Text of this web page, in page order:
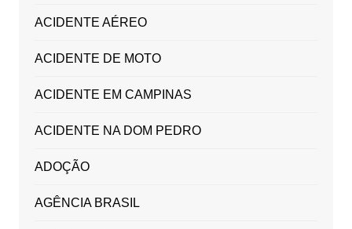
ACIDENTE AÉREO
ACIDENTE DE MOTO
ACIDENTE EM CAMPINAS
ACIDENTE NA DOM PEDRO
ADOÇÃO
AGÊNCIA BRASIL